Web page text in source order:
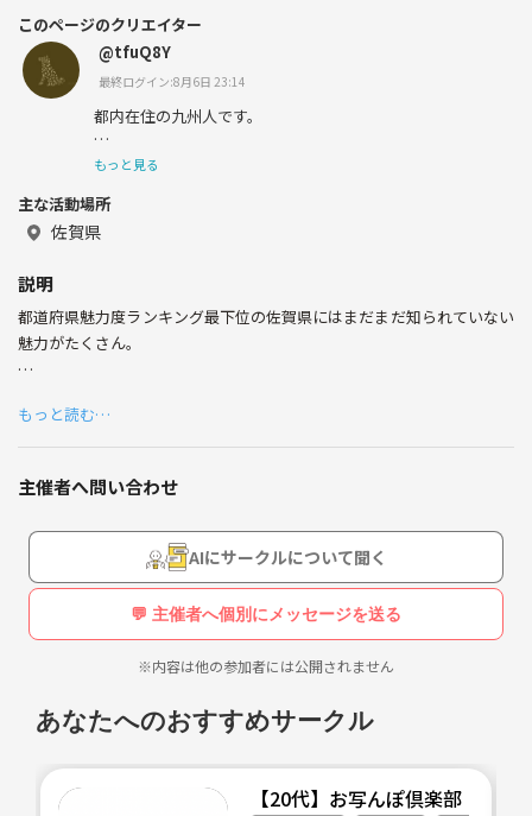
このページのクリエイター
@tfuQ8Y
最終ログイン:8月6日 23:14
都内在住の九州人です。
散策が好きで、気になったものがあると勝手にあれこれ想
もっと見る
主な活動場所
佐賀県
説明
都道府県魅力度ランキング最下位の佐賀県にはまだまだ知られていない
魅力がたくさん。
そのためにサークルを立ち上げます！
もっと読む…
主催者へ問い合わせ
AIにサークルについて聞く
💬 主催者へ個別にメッセージを送る
※内容は他の参加者には公開されません
あなたへのおすすめサークル
【20代】お写んぽ倶楽部